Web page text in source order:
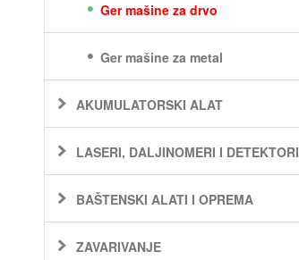
Ger mašine za drvo
Ger mašine za metal
AKUMULATORSKI ALAT
LASERI, DALJINOMERI I DETEKTORI
BAŠTENSKI ALATI I OPREMA
ZAVARIVANJE